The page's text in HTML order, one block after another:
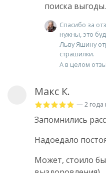
поиска выгоды.
Спасибо за
нужны, это
Льву Яшину
страшилки.
А в целом
Макс К.
— 2 года
Запомнились
Надоедало
Может, стоило